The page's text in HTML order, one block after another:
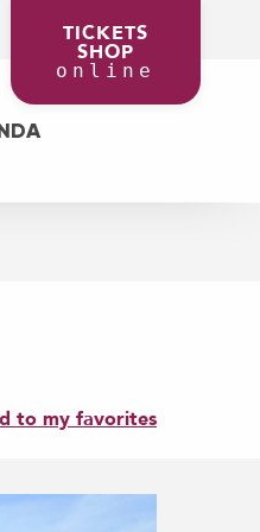
TICKETS
SHOP
online
aux favoris
to my favorites